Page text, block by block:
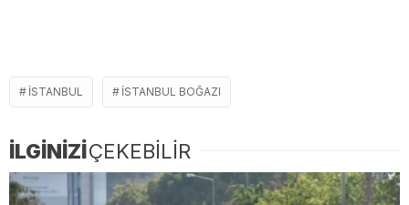
ISTANBUL ISTANBUL BOĞAZI
İLGİNİZİÇEKEBİLİR